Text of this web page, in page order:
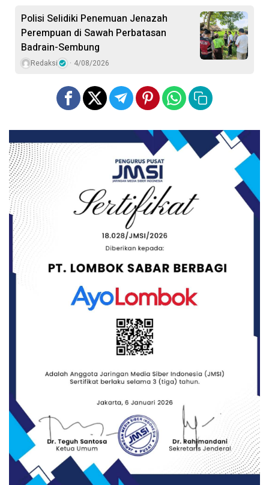
Polisi Selidiki Penemuan Jenazah
Perempuan di Sawah Perbatasan
Badrain-Sembung
Redaksi 4/08/2026